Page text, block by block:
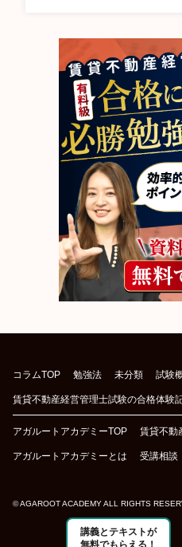
コラムTOP 勉強法 未分類 試験
賃貸不動産経営管理士試験の合格体験
アガルートアカデミーTOP 賃貸不動
アガルートアカデミーとは 受講相談
© AGAROOT ACADEMY ALL RIGHTS
講義とテキストが
無料でもらえる！